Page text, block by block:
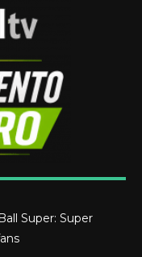
Super: Super